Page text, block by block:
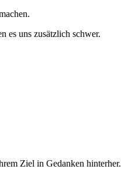
es uns zusätzlich schwer.
Ziel in Gedanken hinterher.